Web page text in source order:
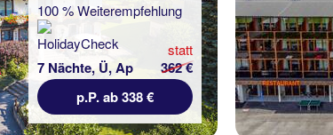
100 % Weiterempfehlung
7 Nächte, Ü, Ap
statt
362 €
p.P. ab 338 €